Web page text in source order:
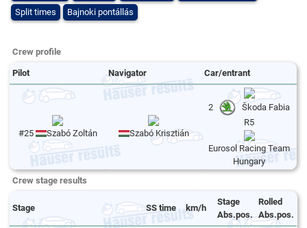
Split times
Bajnoki pontállás
Crew profile
Pilot Navigator Car/entrant
#25 Szabó Zoltán Szabó Krisztián
2
Škoda Fabia
R5
Eurosol Racing Team
Hungary
Crew stage results
Stage SS time km/h
Stage
Abs.pos.
Rolled
Abs.pos.